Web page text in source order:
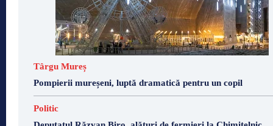
Târgu Mureș
Pompierii mureșeni, luptă dramatică pentru un copil
Politic